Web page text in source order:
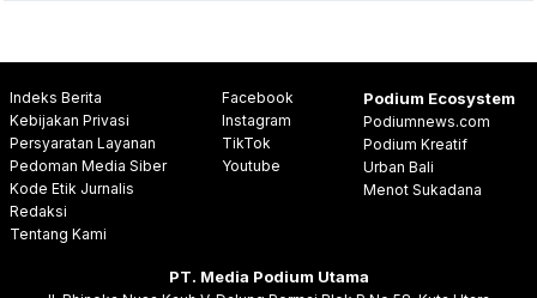
Indeks Berita
Kebijakan Privasi
Persyaratan Layanan
Pedoman Media Siber
Kode Etik Jurnalis
Redaksi
Tentang Kami
Facebook
Instagram
TikTok
Youtube
Podium Ecosystem
Podiumnews.com
Podium Kreatif
Urban Bali
Menot Sukadana
PT. Media Podium Utama